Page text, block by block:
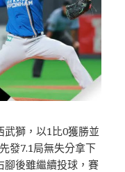
武獅，以1比0獲勝並
先發7.1局無失分拿下
腳後雖繼續投球，賽